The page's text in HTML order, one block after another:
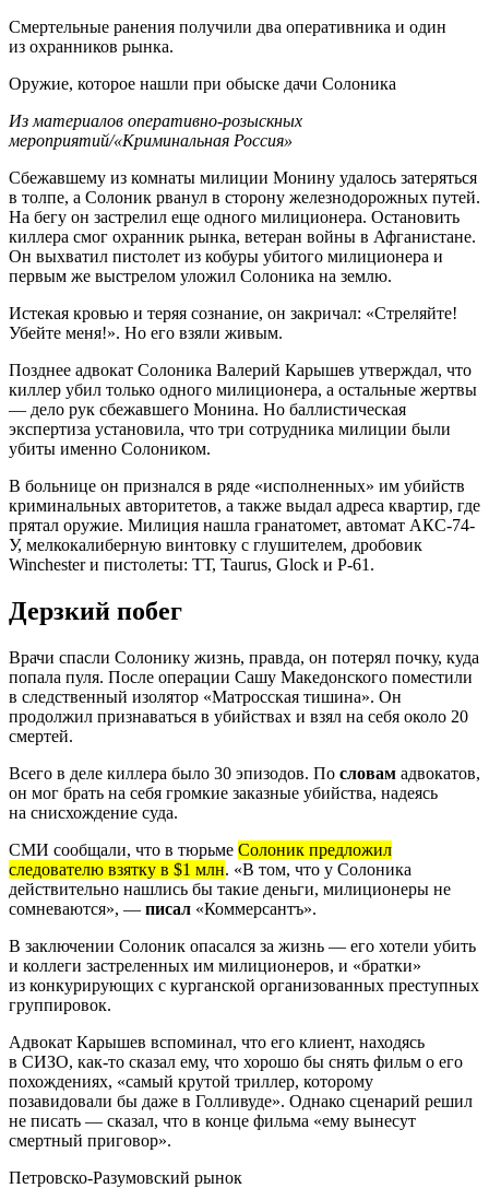
Смертельные ранения получили два оперативника и один
из охранников рынка.
Оружие, которое нашли при обыске дачи Солоника
Из материалов оперативно-розыскных
мероприятий/«Криминальная Россия»
Сбежавшему из комнаты милиции Монину удалось затеряться
в толпе, а Солоник рванул в сторону железнодорожных путей.
На бегу он застрелил еще одного милиционера. Остановить
киллера смог охранник рынка, ветеран войны в Афганистане.
Он выхватил пистолет из кобуры убитого милиционера и
первым же выстрелом уложил Солоника на землю.
Истекая кровью и теряя сознание, он закричал: «Стреляйте!
Убейте меня!». Но его взяли живым.
Позднее адвокат Солоника Валерий Карышев утверждал, что
киллер убил только одного милиционера, а остальные жертвы
— дело рук сбежавшего Монина. Но баллистическая
экспертиза установила, что три сотрудника милиции были
убиты именно Солоником.
В больнице он признался в ряде «исполненных» им убийств
криминальных авторитетов, а также выдал адреса квартир, где
прятал оружие. Милиция нашла гранатомет, автомат АКС-74-
У, мелкокалиберную винтовку с глушителем, дробовик
Winchester и пистолеты: ТТ, Taurus, Glock и P-61.
Дерзкий побег
Врачи спасли Солонику жизнь, правда, он потерял почку, куда
попала пуля. После операции Сашу Македонского поместили
в следственный изолятор «Матросская тишина». Он
продолжил признаваться в убийствах и взял на себя около 20
смертей.
Всего в деле киллера было 30 эпизодов. По словам адвокатов,
он мог брать на себя громкие заказные убийства, надеясь
на снисхождение суда.
СМИ сообщали, что в тюрьме Солоник предложил
следователю взятку в $1 млн. «В том, что у Солоника
действительно нашлись бы такие деньги, милиционеры не
сомневаются», — писал «Коммерсантъ».
В заключении Солоник опасался за жизнь — его хотели убить
и коллеги застреленных им милиционеров, и «братки»
из конкурирующих с курганской организованных преступных
группировок.
Адвокат Карышев вспоминал, что его клиент, находясь
в СИЗО, как-то сказал ему, что хорошо бы снять фильм о его
похождениях, «самый крутой триллер, которому
позавидовали бы даже в Голливуде». Однако сценарий решил
не писать — сказал, что в конце фильма «ему вынесут
смертный приговор».
Петровско-Разумовский рынок